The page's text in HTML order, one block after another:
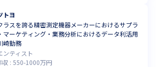
トヨ
ラスを誇る精密測定機器メーカーにおけるサプラ
マーケティング・業務分析におけるデータ利活用
崎勤務
ンティスト
収 : 550-1000万円